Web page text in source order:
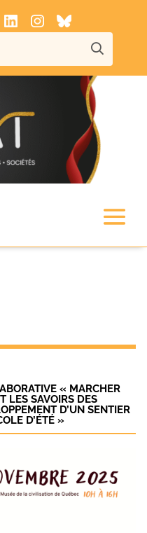
« MARCHER
LES SAVOIRS DES
D’UN SENTIER
D’ÉTÉ »